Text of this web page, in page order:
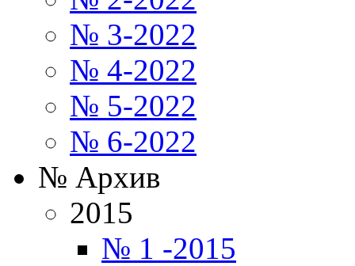
№ 3-2022
№ 4-2022
№ 5-2022
№ 6-2022
№ Архив
2015
№ 1 -2015